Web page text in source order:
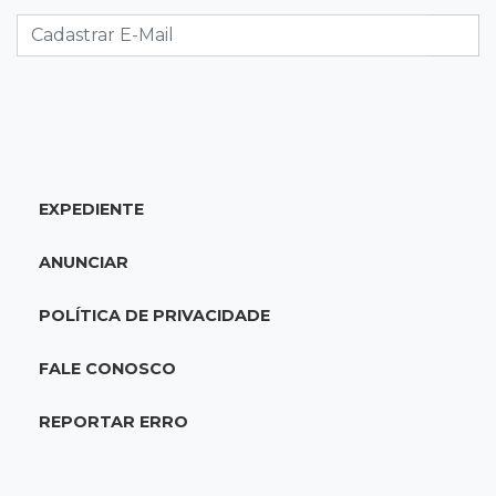
acidente com F-1000 na Av. Heráclito
18:28Concurso 3.042
acumulado em R$ 165 milhões
18:05Energia renovável
Produção de biodiesel cresce 32% em MS e
EXPEDIENTE
ANUNCIAR
POLÍTICA DE PRIVACIDADE
FALE CONOSCO
REPORTAR ERRO